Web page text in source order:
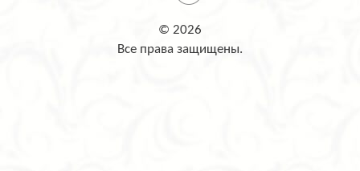
© 2026
Все права защищены.